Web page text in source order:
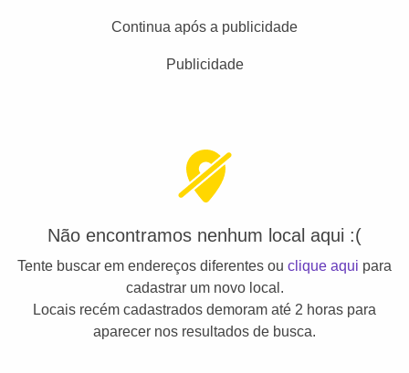
Continua após a publicidade
Publicidade
Não encontramos nenhum local aqui :(
Tente buscar em endereços diferentes ou clique aqui para
cadastrar um novo local.
Locais recém cadastrados demoram até 2 horas para
aparecer nos resultados de busca.